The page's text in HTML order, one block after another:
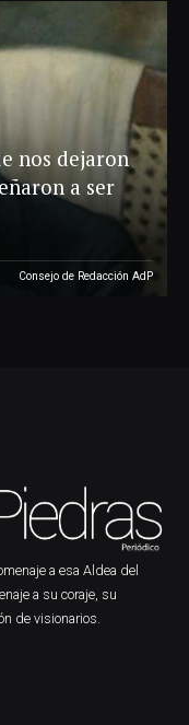
nos dejaron
a ser
Consejo de Redacción AdP
a esa Aldea del
a su coraje, su
de visionarios.